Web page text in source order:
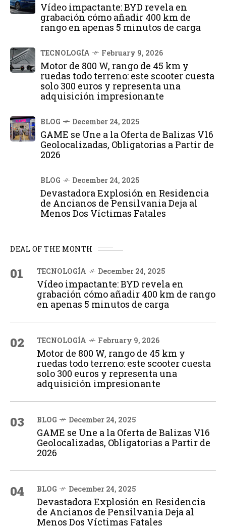
Vídeo impactante: BYD revela en
grabación cómo añadir 400 km de
rango en apenas 5 minutos de carga
TECNOLOGÍA February 9, 2026
Motor de 800 W, rango de 45 km y
ruedas todo terreno: este scooter cuesta
solo 300 euros y representa una
adquisición impresionante
BLOG December 24, 2025
GAME se Une a la Oferta de Balizas V16
Geolocalizadas, Obligatorias a Partir de
2026
BLOG December 24, 2025
Devastadora Explosión en Residencia
de Ancianos de Pensilvania Deja al
Menos Dos Víctimas Fatales
DEAL OF THE MONTH
01 TECNOLOGÍA December 24, 2025
Vídeo impactante: BYD revela en
grabación cómo añadir 400 km de rango
en apenas 5 minutos de carga
02 TECNOLOGÍA February 9, 2026
Motor de 800 W, rango de 45 km y
ruedas todo terreno: este scooter cuesta
solo 300 euros y representa una
adquisición impresionante
03 BLOG December 24, 2025
GAME se Une a la Oferta de Balizas V16
Geolocalizadas, Obligatorias a Partir de
2026
04 BLOG December 24, 2025
Devastadora Explosión en Residencia
de Ancianos de Pensilvania Deja al
Menos Dos Víctimas Fatales